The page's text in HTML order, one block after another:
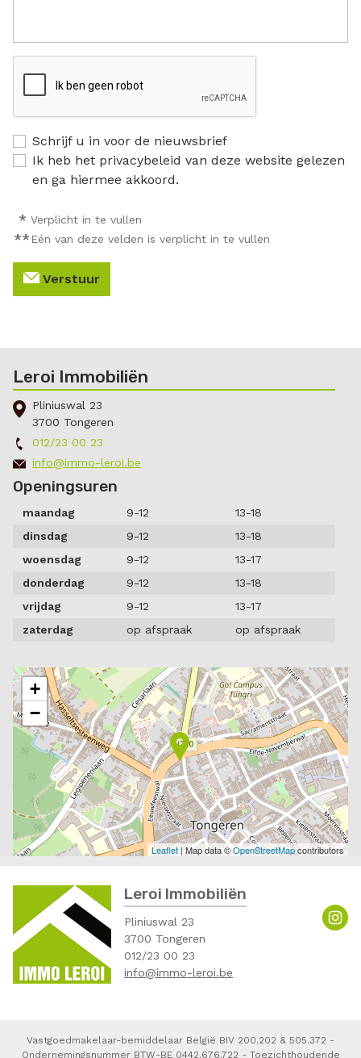
Schrijf u in voor de nieuwsbrief
Ik heb het privacybeleid van deze website gelezen
en ga hiermee akkoord.
* Verplicht in te vullen
**Eén van deze velden is verplicht in te vullen
Verstuur
Leroi Immobiliën
Pliniuswal 23
3700 Tongeren
012/23 00 23
info@immo-leroi.be
Openingsuren
maandag 9-12
13-18
dinsdag
9-12
13-18
woensdag
9-12
13-17
donderdag
9-12
13-18
vrijdag
9-12
13-17
zaterdag
op afspraak op afspraak
+
−
Leaflet | Map data ©OpenStreetMapcontributors
Leroi Immobiliën
Pliniuswal 23
3700 Tongeren
012/23 00 23
info@immo-leroi.be
Vastgoedmakelaar-bemiddelaar België BIV 200.202 & 505.372 -
Ondernemingsnummer BTW-BE 0442.676.722 - Toezichthoudende